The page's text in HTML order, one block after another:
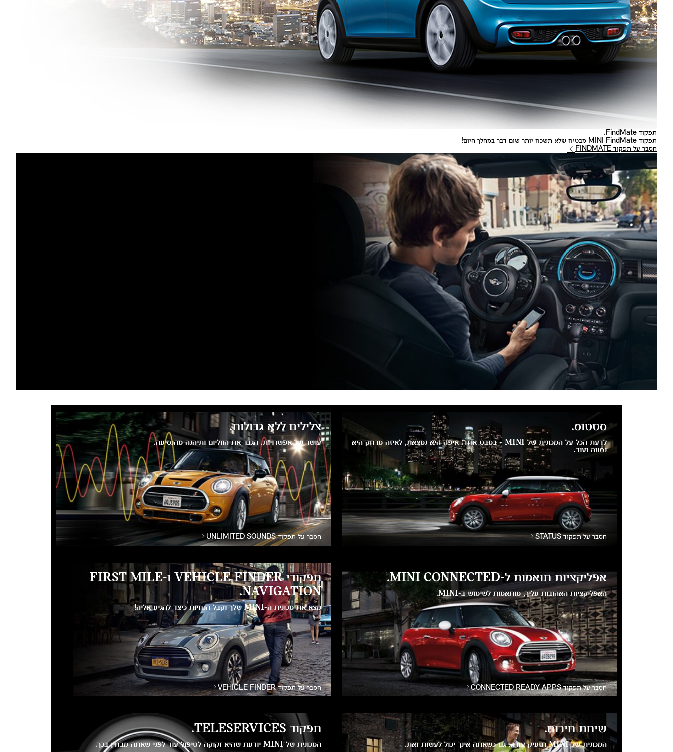
תפקוד FindMate.
תפקוד MINI FindMate מבטיח שלא תשכח יותר שום דבר במהלך היום!
הסבר על תפקוד FINDMATE
סטטוס.
לדעת הכל על המכונית של MINI - במבט אחד: איפה היא נמצאת, לאיזה מרחק היא
נסעה ועוד.
הסבר על תפקוד STATUS
אפליקציות תואמות ל-MINI CONNECTED.
האפליקציות האהובות עליך, מותאמות לשימוש ב-MINI.
הסבר על תפקוד CONNECTED READY APPS
שיחת חירום.
המכונית של MINI תזעיק עזרה, גם כשאתה אינך יכול לעשות זאת.
צלילים ללא גבולות.
עושר של אפשרויות. הגבר את הווליום ותיהנה מהנסיעה.
הסבר על תפקוד UNLIMITED SOUNDS
תפקודי VEHICLE FINDER ו-FIRST MILE
NAVIGATION.
מצא את מכונית ה-MINI שלך וקבל הנחיות כיצד להגיע אליה!
הסבר על תפקוד VEHICLE FINDER
תפקוד TELESERVICES.
המכונית של MINI יודעת שהיא זקוקה לטיפול עוד לפני שאתה מבחין בכך.